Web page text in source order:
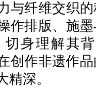
与纤维交织
作排版、施
身理解其
作非遗作品
精深。